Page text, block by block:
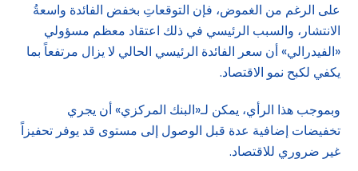
على الرغم من الغموض، فإن التوقعاتِ بخفض الفائدة واسعةُ
الانتشار، والسبب الرئيسي في ذلك اعتقاد معظم مسؤولي
«الفيدرالي» أن سعر الفائدة الرئيسي الحالي لا يزال مرتفعاً بما
يكفي لكبح نمو الاقتصاد.
وبموجب هذا الرأي، يمكن لـ«البنك المركزي» أن يجري
تخفيضات إضافية عدة قبل الوصول إلى مستوى قد يوفر تحفيزاً
غير ضروري للاقتصاد.